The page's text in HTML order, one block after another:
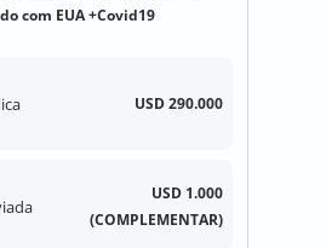
com EUA +Covid19
USD 290.000
USD 1.000
(COMPLEMENTAR)